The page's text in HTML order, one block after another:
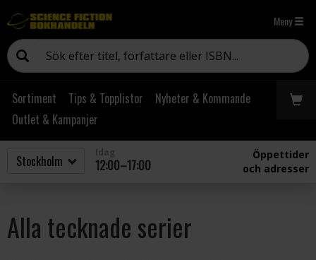
Meny
Sortiment Tips & Topplistor
Nyheter & Kommande
Outlet & Kampanjer
12:00–17:00
Öppettider
och adresser
Alla tecknade serier